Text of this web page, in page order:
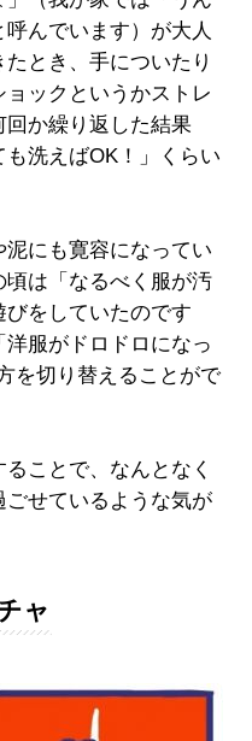
んでいます）が大人
とき、手についたり
ックというかストレ
か繰り返した結果
も洗えばOK！」くらい
にも寛容になってい
頃は「なるべく服が汚
をしていたのです
服がドロドロになっ
を切り替えることがで
ことで、なんとなく
せているような気が
ャ